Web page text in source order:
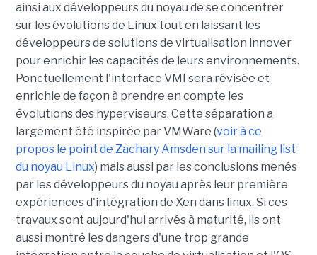
ainsi aux développeurs du noyau de se concentrer
sur les évolutions de Linux tout en laissant les
développeurs de solutions de virtualisation innover
pour enrichir les capacités de leurs environnements.
Ponctuellement l'interface VMI sera révisée et
enrichie de façon à prendre en compte les
évolutions des hyperviseurs. Cette séparation a
largement été inspirée par VMWare (voir à ce
propos le point de Zachary Amsden sur la mailing list
du noyau Linux) mais aussi par les conclusions menés
par les développeurs du noyau après leur première
expériences d'intégration de Xen dans linux. Si ces
travaux sont aujourd'hui arrivés à maturité, ils ont
aussi montré les dangers d'une trop grande